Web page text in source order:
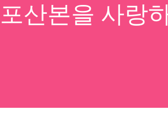
산본을 사랑